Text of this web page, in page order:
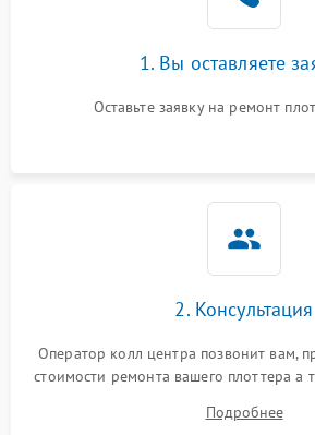
1. Вы оставляете
Оставьте заявку на ремонт
2. Консультация
Оператор колл центра позвонит вам,
стоимости ремонта вашего плоттера а
Подробнее